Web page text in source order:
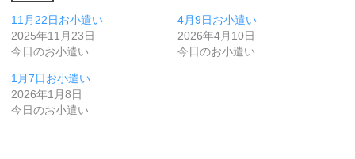
11月22日お小遣い
2025年11月23日
今日のお小遣い
4月9日お小遣い
2026年4月10日
今日のお小遣い
1月7日お小遣い
2026年1月8日
今日のお小遣い